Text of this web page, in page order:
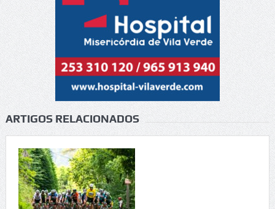
ARTIGOS RELACIONADOS